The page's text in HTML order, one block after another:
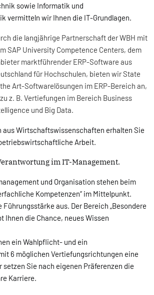
sowie Informatik und
vermitteln wir Ihnen die IT-Grundlagen.
die langjährige Partnerschaft der WBH mit
SAP University Competence Centers, dem
marktführender ERP-Software aus
für Hochschulen, bieten wir State
Art-Softwarelösungen im ERP-Bereich an,
z. B. Vertiefungen im Bereich Business
und Big Data.
aus Wirtschaftswissenschaften erhalten Sie
Arbeit.
im IT-Management.
und Organisation stehen beim
Kompetenzen“ im Mittelpunkt.
Führungsstärke aus. Der Bereich „Besondere
Ihnen die Chance, neues Wissen
ein Wahlpflicht- und ein
6 möglichen Vertiefungsrichtungen eine
setzen Sie nach eigenen Präferenzen die
Karriere.